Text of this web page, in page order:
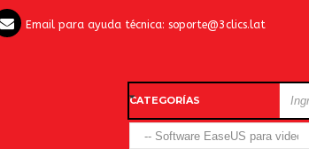
Email para ayuda técnica: soporte@3clics.lat
CATEGORÍAS